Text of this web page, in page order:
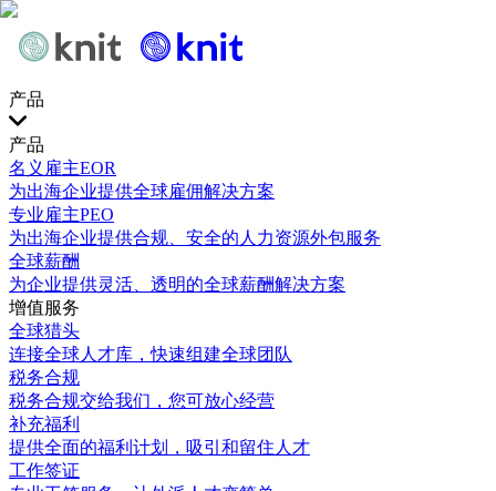
产品
产品
名义雇主EOR
为出海企业提供全球雇佣解决方案
专业雇主PEO
为出海企业提供合规、安全的人力资源外包服务
全球薪酬
为企业提供灵活、透明的全球薪酬解决方案
增值服务
全球猎头
连接全球人才库，快速组建全球团队
税务合规
税务合规交给我们，您可放心经营
补充福利
提供全面的福利计划，吸引和留住人才
工作签证